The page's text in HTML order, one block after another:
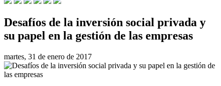
Desafíos de la inversión social privada y
su papel en la gestión de las empresas
martes, 31 de enero de 2017